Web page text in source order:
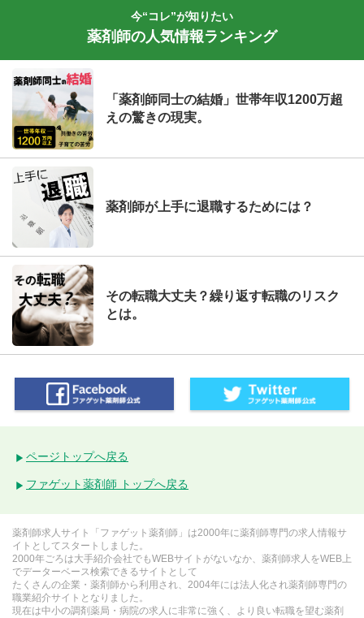
今“コレ”が知りたい
薬剤師の人気情報ランキング
「薬剤師同士の結婚」世帯年収1200万超
えの驚きの現実。
薬剤師が上手に退職するためには？
その転職大丈夫？繰り返す転職のリスク
とは。
ページトップへ戻る
ファゲット薬剤師 トップへ戻る
薬剤師求人サイト「ファゲット薬剤師」は2000年に薬剤師専門の求人情報サ
イトとしてスタートしました。
2000年ごろは大手紹介会社でもWEBサイトがないなか、薬剤師求人をWEB上
でデーターベース検索できるサイトとして
たくさんの企業・薬剤師から利用され、2004年には法人化され薬剤師専門の
職業紹介サイトとなりました。
現在は中小の調剤薬局・病院の求人に非常に強く、より良い転職を望む薬剤